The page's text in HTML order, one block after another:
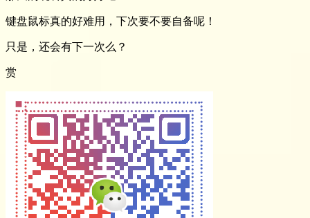
键盘鼠标真的好难用，下次要不要自备呢！
只是，还会有下一次么？
赏